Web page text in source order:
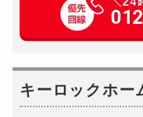
車カギ開け
キーロックホー